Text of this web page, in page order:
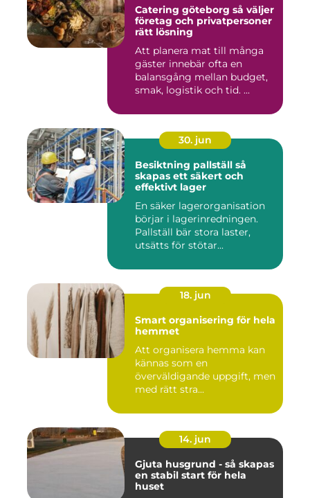
Catering göteborg så väljer
företag och privatpersoner
rätt lösning
Att planera mat till många
gäster innebär ofta en
balansgång mellan budget,
smak, logistik och tid. ...
30. jun
Besiktning pallställ så
skapas ett säkert och
effektivt lager
En säker lagerorganisation
börjar i lagerinredningen.
Pallställ bär stora laster,
utsätts för stötar...
18. jun
Smart organisering för hela
hemmet
Att organisera hemma kan
kännas som en
överväldigande uppgift, men
med rätt stra...
14. jun
Gjuta husgrund - så skapas
en stabil start för hela
huset